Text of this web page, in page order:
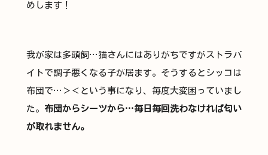
めします！
我が家は多頭飼…猫さんにはありがちですがストラバ
イトで調子悪くなる子が居ます。そうするとシッコは
布団で…＞＜という事になり、毎度大変困っていまし
た。 布団からシーツから…毎日毎回洗わなければ匂い
が取れません。